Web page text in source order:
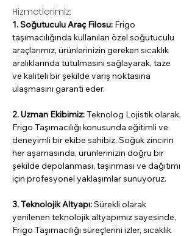
Hizmetlerimiz:
1. Soğutuculu Araç Filosu: Frigo
taşımacılığında kullanılan özel soğutuculu
araçlarımız, ürünlerinizin gereken sıcaklık
aralıklarında tutulmasını sağlayarak, taze
ve kaliteli bir şekilde varış noktasına
ulaşmasını garanti eder.
2. Uzman Ekibimiz: Teknolog Lojistik olarak,
Frigo Taşımacılığı konusunda eğitimli ve
deneyimli bir ekibe sahibiz. Soğuk zincirin
her aşamasında, ürünlerinizin doğru bir
şekilde depolanması, taşınması ve dağıtımı
için profesyonel yaklaşımlar sunuyoruz.
3. Teknolojik Altyapı: Sürekli olarak
yenilenen teknolojik altyapımız sayesinde,
Frigo Taşımacılığı süreçlerini izler, sıcaklık